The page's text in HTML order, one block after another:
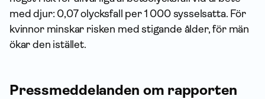
med djur: 0,07 olycksfall per 1 000 sysselsatta. För
kvinnor minskar risken med stigande ålder, för män
ökar den istället.
Press­meddelanden om rapporten